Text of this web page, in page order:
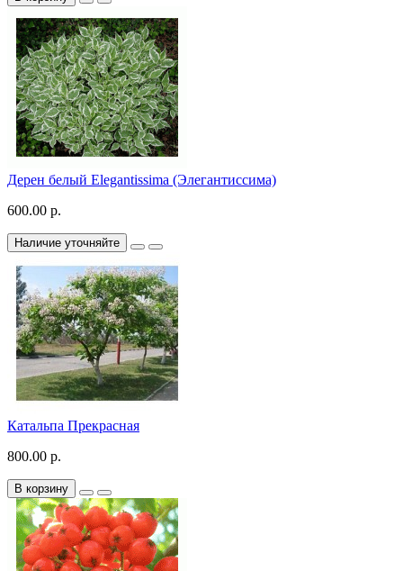
Дерен белый Elegantissima (Элегантиссима)
600.00 р.
Наличие уточняйте
Катальпа Прекрасная
800.00 р.
В корзину